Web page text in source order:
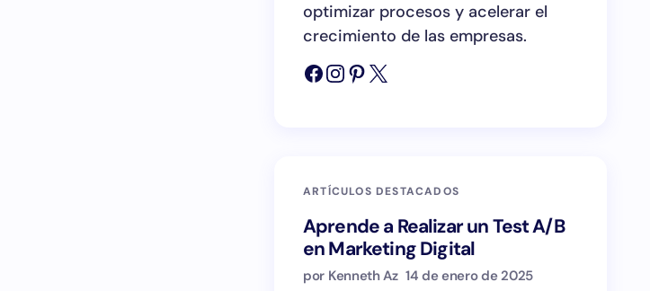
optimizar procesos y acelerar el
crecimiento de las empresas.
ARTÍCULOS DESTACADOS
Aprende a Realizar un Test A/B
en Marketing Digital
por Kenneth Az 14 de enero de 2025